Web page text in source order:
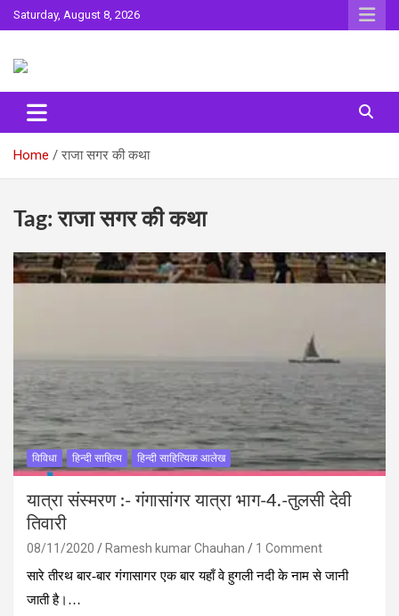
Skip
to
Saturday, August 8, 2026
Surta
Home राजा सगर की कथा
Tag:राजा सगर की कथा
विविधा हिन्दी साहित्य हिन्दी साहित्यिक आलेख
यात्रा संस्‍मरण :- गंगासांगर यात्रा भाग-4.-तुलसी देवी
तिवारी
08/11/2020 Ramesh kumar Chauhan
1 Comment
सारे तीरथ बार-बार गंगासागर एक बार यहाँ वे हुगली नदी के नाम से जानी
जाती है।…